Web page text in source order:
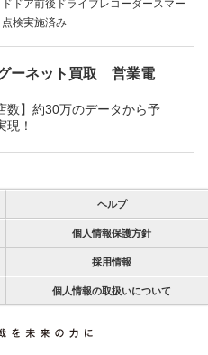
ドア前後ドライブレコーダースマー
検実施済み
ーネット買取 営業電
数】約30万のデータから予
現！
ヘルプ
個人情報保護方針
採用情報
個人情報の取扱いについて